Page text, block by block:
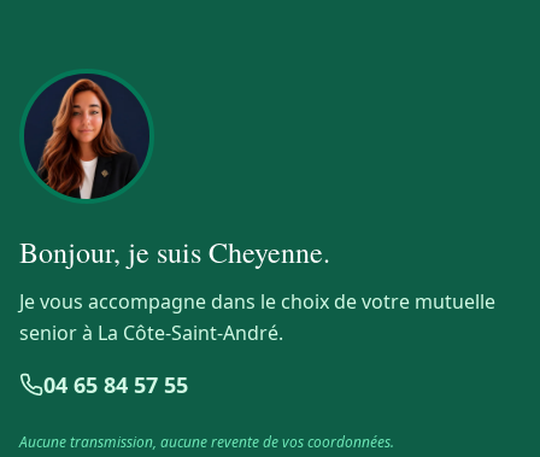
Bonjour, je suisCheyenne.
Je vous accompagne dans le choix de votre mutuelle
senior à La Côte-Saint-André.
04 65 84 57 55
Aucune transmission, aucune revente de vos coordonnées.